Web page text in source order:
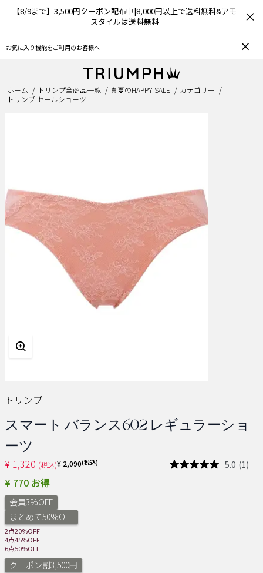
【8/9まで】3,500円クーポン配布中|8,000円以上で送料無料&アモ
スタイルは送料無料
×
お気に入り機能をご利用のお客様へ
ホーム トリンプ全商品一覧 真夏のHAPPY SALE
カテゴリー
トリンプ セールショーツ
トリンプ
スマート バランス602 レギュラーショ
ーツ
¥ 1,320 (税込)Price reduced from
¥ 2,090(税込) 5.0 レ
(1)
¥ 770 お得
会員3%OFF
まとめて50%OFF
2点20%OFF
4点45%OFF
6点50%OFF
クーポン割3,500円